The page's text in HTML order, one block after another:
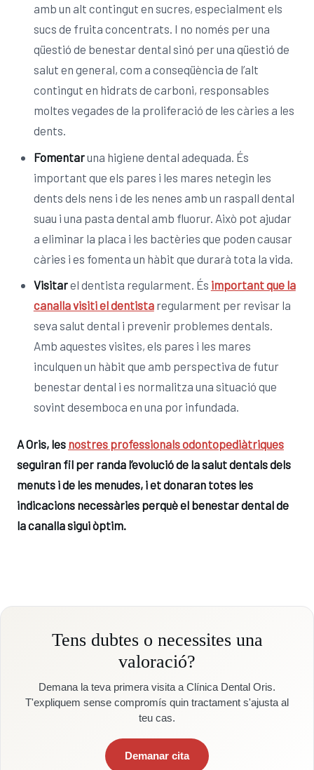
amb un alt contingut en sucres, especialment els
sucs de fruita concentrats. I no només per una
qüestió de benestar dental sinó per una qüestió de
salut en general, com a conseqüència de l’alt
contingut en hidrats de carboni, responsables
moltes vegades de la proliferació de les càries a les
dents.
Fomentaruna higiene dental adequada. És
important que els pares i les mares netegin les
dents dels nens i de les nenes amb un raspall dental
suau i una pasta dental amb fluorur. Això pot ajudar
a eliminar la placa i les bactèries que poden causar
càries i es fomenta un hàbit que durarà tota la vida.
Visitarel dentista regularment. És important que la
canalla visiti el dentistaregularment per revisar la
seva salut dental i prevenir problemes dentals.
Amb aquestes visites, els pares i les mares
inculquen un hàbit que amb perspectiva de futur
benestar dental i es normalitza una situació que
sovint desemboca en una por infundada.
A Oris, les nostres professionals odontopediàtriques
seguiran fil per randa l’evolució de la salut dentals dels
menuts i de les menudes, i et donaran totes les
indicacions necessàries perquè el benestar dental de
la canalla sigui òptim.
Tens dubtes o necessites una
valoració?
Demana la teva primera visita a Clínica Dental Oris.
T'expliquem sense compromís quin tractament s'ajusta al
teu cas.
Demanar cita